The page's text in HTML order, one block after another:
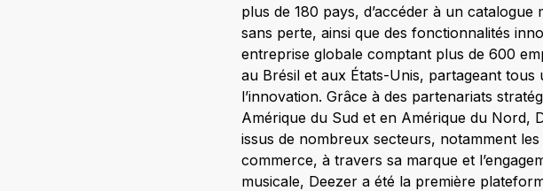
plus de 180 pays, d’accéder à un
sans perte, ainsi que des fonctionnalités
entreprise globale comptant plus de 600
au Brésil et aux États-Unis, partageant
l’innovation. Grâce à des partenariats
Amérique du Sud et en Amérique du Nord,
issus de nombreux secteurs, notamment les
commerce, à travers sa marque et
musicale, Deezer a été la première